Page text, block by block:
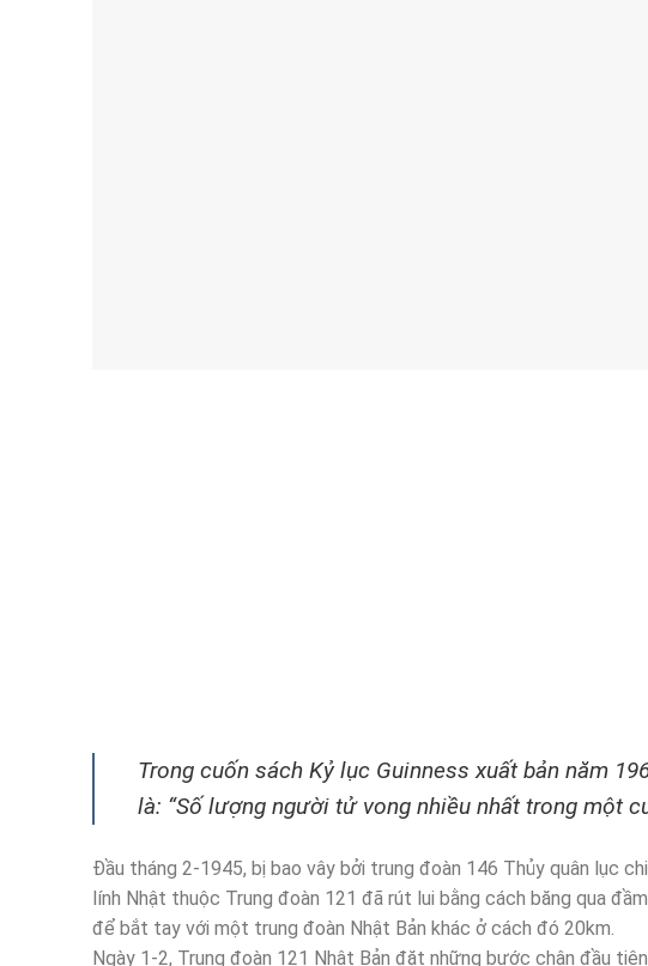
Trong cuốn sách Kỷ lục Guinness xuất bản năm
là: “Số lượng người tử vong nhiều nhất trong một
Đầu tháng 2-1945, bị bao vây bởi trung đoàn 146 Thủy quân lục
lính Nhật thuộc Trung đoàn 121 đã rút lui bằng cách băng qua
để bắt tay với một trung đoàn Nhật Bản khác ở cách đó 20km.
Ngày 1-2, Trung đoàn 121 Nhật Bản đặt những bước chân đầu